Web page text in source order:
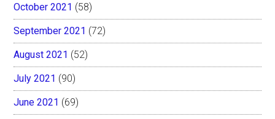
October 2021 (58)
September 2021 (72)
August 2021 (52)
July 2021 (90)
June 2021 (69)